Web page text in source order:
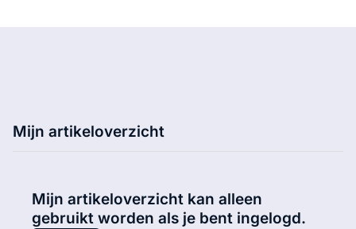
Mijn artikeloverzicht
Mijn artikeloverzicht kan alleen
gebruikt worden als je bent ingelogd.